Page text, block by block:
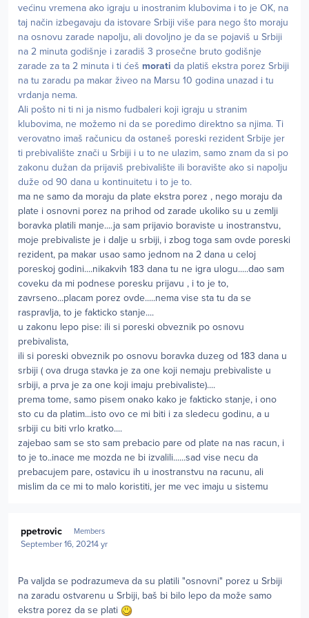
većinu vremena ako igraju u inostranim klubovima i to je OK, na
taj način izbegavaju da istovare Srbiji više para nego što moraju
na osnovu zarade napolju, ali dovoljno je da se pojaviš u Srbiji
na 2 minuta godišnje i zaradiš 3 prosečne bruto godišnje
zarade za ta 2 minuta i ti ćeš morati da platiš ekstra porez Srbiji
na tu zaradu pa makar živeo na Marsu 10 godina unazad i tu
vrdanja nema.
Ali pošto ni ti ni ja nismo fudbaleri koji igraju u stranim
klubovima, ne možemo ni da se poredimo direktno sa njima. Ti
verovatno imaš računicu da ostaneš poreski rezident Srbije jer
ti prebivalište znači u Srbiji i u to ne ulazim, samo znam da si po
zakonu dužan da prijaviš prebivalište ili boravište ako si napolju
duže od 90 dana u kontinuitetu i to je to.
ma ne samo da moraju da plate ekstra porez , nego moraju da
plate i osnovni porez na prihod od zarade ukoliko su u zemlji
boravka platili manje....ja sam prijavio boraviste u inostranstvu,
moje prebivaliste je i dalje u srbiji, i zbog toga sam ovde poreski
rezident, pa makar usao samo jednom na 2 dana u celoj
poreskoj godini....nikakvih 183 dana tu ne igra ulogu.....dao sam
coveku da mi podnese poresku prijavu , i to je to,
zavrseno...placam porez ovde.....nema vise sta tu da se
raspravlja, to je fakticko stanje....
u zakonu lepo pise: ili si poreski obveznik po osnovu
prebivalista,
ili si poreski obveznik po osnovu boravka duzeg od 183 dana u
srbiji ( ova druga stavka je za one koji nemaju prebivaliste u
srbiji, a prva je za one koji imaju prebivaliste)....
prema tome, samo pisem onako kako je fakticko stanje, i ono
sto cu da platim...isto ovo ce mi biti i za sledecu godinu, a u
srbiji cu biti vrlo kratko....
zajebao sam se sto sam prebacio pare od plate na nas racun, i
to je to..inace me mozda ne bi izvalili......sad vise necu da
prebacujem pare, ostavicu ih u inostranstvu na racunu, ali
mislim da ce mi to malo koristiti, jer me vec imaju u sistemu
ppetrovic Members
September 16, 20214 yr
Pa valjda se podrazumeva da su platili "osnovni" porez u Srbiji
na zaradu ostvarenu u Srbiji, baš bi bilo lepo da može samo
ekstra porez da se plati